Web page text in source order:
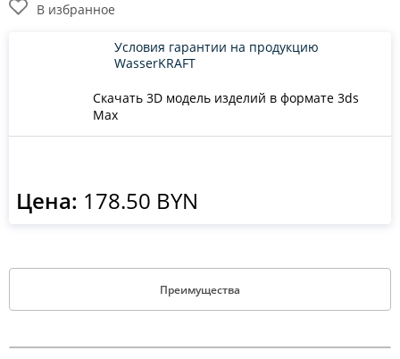
В избранное
Скачать 3D модель изделий в формате 3ds
Max
Условия гарантии на продукцию
WasserKRAFT
Цена: 178.50 BYN
Преимущества